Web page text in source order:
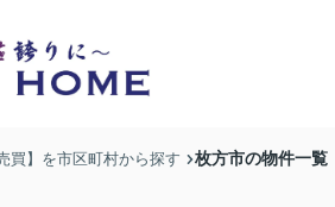
売買】を市区町村から探す 枚方市の物件一覧